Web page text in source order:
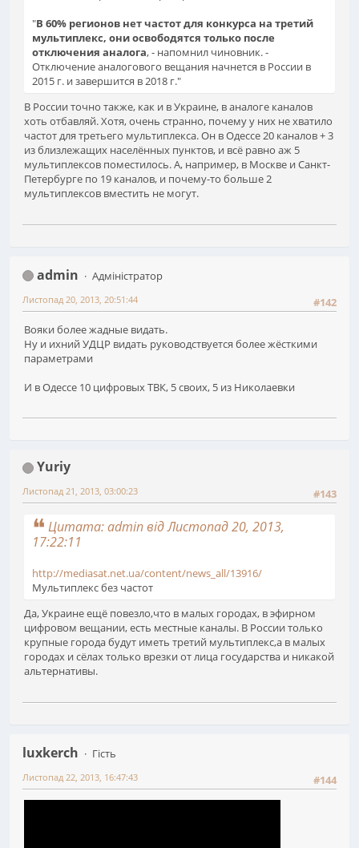
"В 60% регионов нет частот для конкурса на третий
мультиплекс, они освободятся только после
отключения аналога, - напомнил чиновник. -
Отключение аналогового вещания начнется в России в
2015 г. и завершится в 2018 г."
В России точно также, как и в Украине, в аналоге каналов
хоть отбавляй. Хотя, очень странно, почему у них не хватило
частот для третьего мультиплекса. Он в Одессе 20 каналов + 3
из близлежащих населённых пунктов, и всё равно аж 5
мультиплексов поместилось. А, например, в Москве и Санкт-
Петербурге по 19 каналов, и почему-то больше 2
мультиплексов вместить не могут.
admin
Адміністратор
#142
Листопад 20, 2013, 20:51:44
Вояки более жадные видать.
Ну и ихний УДЦР видать руководствуется более жёсткими
параметрами
И в Одессе 10 цифровых ТВК, 5 своих, 5 из Николаевки
Yuriy
#143
Листопад 21, 2013, 03:00:23
Цитата: admin від Листопад 20, 2013,
17:22:11
http://mediasat.net.ua/content/news_all/13916/
Мультиплекс без частот
Да, Украине ещё повезло,что в малых городах, в эфирном
цифровом вещании, есть местные каналы. В России только
крупные города будут иметь третий мультиплекс,а в малых
городах и сёлах только врезки от лица государства и никакой
альтернативы.
luxkerch
Гість
#144
Листопад 22, 2013, 16:47:43